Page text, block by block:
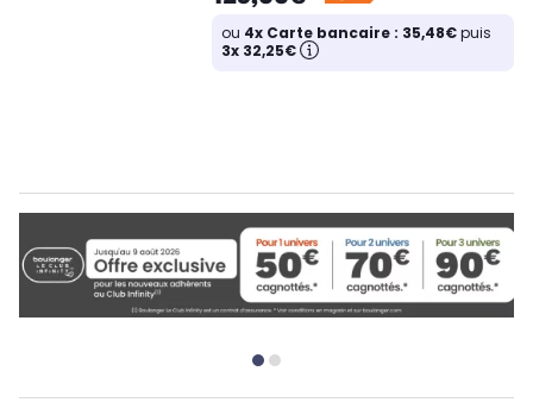
ou 4x Carte bancaire : 35,48€puis
3x 32,25€